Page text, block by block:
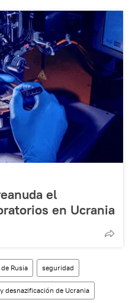
el
en Ucrania
Rusia seguridad
desnazificación de Ucrania